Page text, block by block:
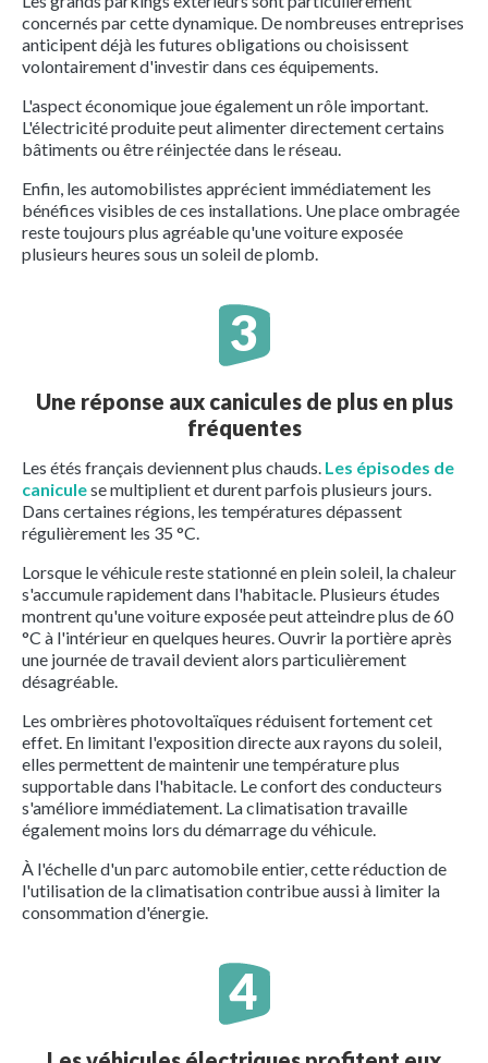
concernés par cette dynamique. De nombreuses entreprises
anticipent déjà les futures obligations ou choisissent
volontairement d'investir dans ces équipements.
L'aspect économique joue également un rôle important.
L'électricité produite peut alimenter directement certains
bâtiments ou être réinjectée dans le réseau.
Enfin, les automobilistes apprécient immédiatement les
bénéfices visibles de ces installations. Une place ombragée
reste toujours plus agréable qu'une voiture exposée
plusieurs heures sous un soleil de plomb.
Une réponse aux canicules de plus en plus
fréquentes
Les étés français deviennent plus chauds. Les épisodes de
caniculese multiplient et durent parfois plusieurs jours.
Dans certaines régions, les températures dépassent
régulièrement les 35 °C.
Lorsque le véhicule reste stationné en plein soleil, la chaleur
s'accumule rapidement dans l'habitacle. Plusieurs études
montrent qu'une voiture exposée peut atteindre plus de 60
°C à l'intérieur en quelques heures. Ouvrir la portière après
une journée de travail devient alors particulièrement
désagréable.
Les ombrières photovoltaïques réduisent fortement cet
effet. En limitant l'exposition directe aux rayons du soleil,
elles permettent de maintenir une température plus
supportable dans l'habitacle. Le confort des conducteurs
s'améliore immédiatement. La climatisation travaille
également moins lors du démarrage du véhicule.
À l'échelle d'un parc automobile entier, cette réduction de
l'utilisation de la climatisation contribue aussi à limiter la
consommation d'énergie.